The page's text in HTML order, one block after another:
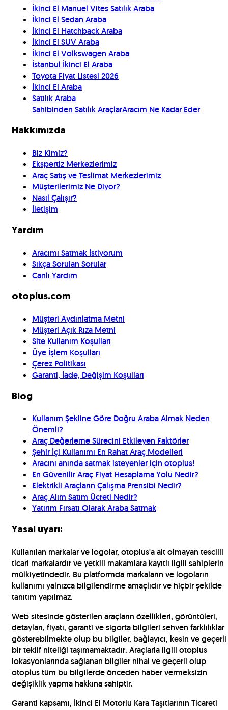
İkinci El Manuel Vites Satılık Araba
İkinci El Sedan Araba
İkinci El Hatchback Araba
İkinci El SUV Araba
İkinci El Volkswagen Araba
İstanbul İkinci El Araba
Toyota Fiyat Listesi 2026
İkinci El Araba
Satılık Araba
Sahibinden Satılık AraçlarAracım Ne Kadar Eder
Hakkımızda
Biz Kimiz?
Ekspertiz Merkezlerimiz
Araç Satış ve Teslimat Merkezlerimiz
Müşterilerimiz Ne Diyor?
Nasıl Çalışır?
İletişim
Yardım
Aracımı Satmak İstiyorum
Sıkça Sorulan Sorular
Canlı Yardım
otoplus.com
Müşteri Aydınlatma Metni
Müşteri Açık Rıza Metni
Site Kullanım Koşulları
Üye İşlem Koşulları
Çerez Politikası
Garanti, İade, Değişim Koşulları
Blog
Kullanım Şekline Göre Doğru Araba Almak Neden
Önemli?
Araç Değerleme Sürecini Etkileyen Faktörler
Şehir İçi Kullanımı En Rahat Araç Modelleri
Aracını anında satmak isteyenler için otoplus!
En Güvenilir Araç Fiyat Hesaplama Yolu Nedir?
Elektrikli Araçların Çalışma Prensibi Nedir?
Araç Alım Satım Ücreti Nedir?
Yatırım Fırsatı Olarak Araba Satmak
Yasal uyarı:
Kullanılan markalar ve logolar, otoplus'a ait olmayan tescilli
ticari markalardır ve yetkili makamlara kayıtlı ilgili sahiplerin
mülkiyetindedir. Bu platformda markaların ve logoların
kullanımı yalnızca bilgilendirme amaçlıdır ve hiçbir şekilde
tanıtım yapılmaz.
Web sitesinde gösterilen araçların özellikleri, görüntüleri,
detayları, fiyatı, garanti ve sigorta bilgileri sehven farklılıklar
gösterebilmekte olup bu bilgiler, bağlayıcı, kesin ve geçerli
bir teklif niteliği taşımamaktadır. Araçlarla ilgili otoplus
lokasyonlarında sağlanan bilgiler nihai ve geçerli olup
otoplus tüm bu bilgilerde önceden haber vermeksizin
değişiklik yapma hakkına sahiptir.
Garanti kapsamı, İkinci El Motorlu Kara Taşıtlarının Ticareti